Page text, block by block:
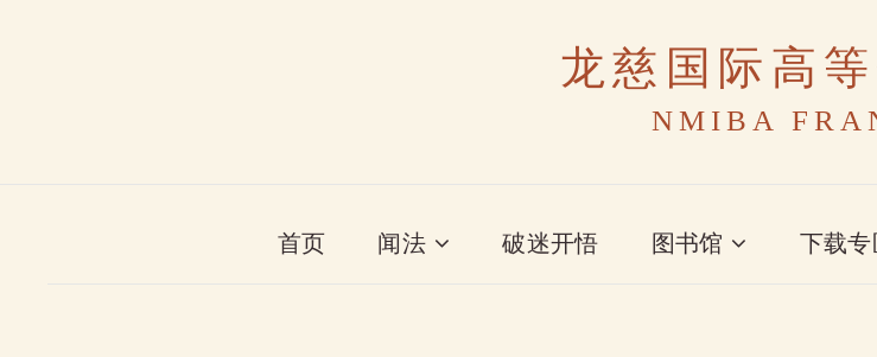
龙慈国际高
NMIBA
首页 闻法 破迷开悟 图书馆 下载专